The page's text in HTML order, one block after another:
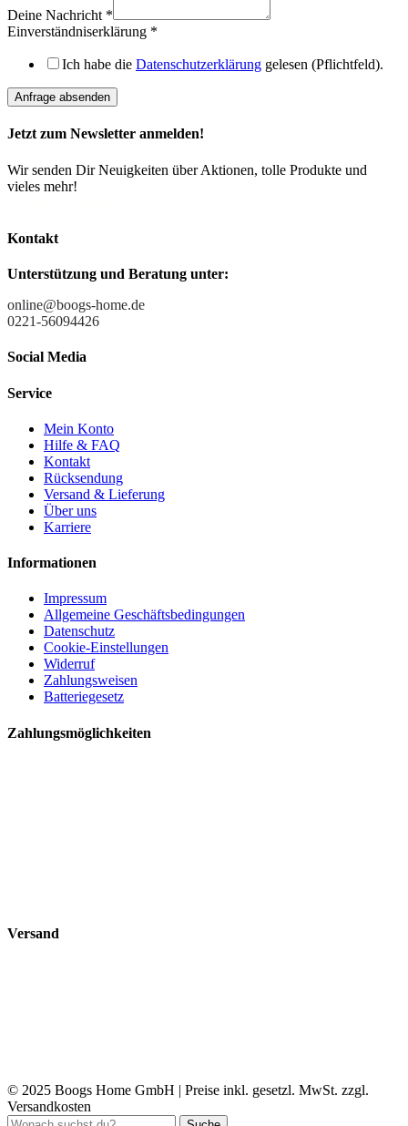
Nachricht
Artikel/Seite
Deine Nachricht *
Einverständniserklärung *
Ich habe die Datenschutzerklärung gelesen (Pflichtfeld).
Anfrage absenden
Jetzt zum Newsletter anmelden!
Wir senden Dir Neuigkeiten über Aktionen, tolle Produkte und
vieles mehr!
Kontakt
Unterstützung und Beratung unter:
online@boogs-home.de
0221-56094426
Social Media
Service
Mein Konto
Hilfe & FAQ
Kontakt
Rücksendung
Versand & Lieferung
Über uns
Karriere
Informationen
Impressum
Allgemeine Geschäftsbedingungen
Datenschutz
Cookie-Einstellungen
Widerruf
Zahlungsweisen
Batteriegesetz
Zahlungsmöglichkeiten
Versand
© 2025 Boogs Home GmbH | Preise inkl. gesetzl. MwSt. zzgl.
Versandkosten